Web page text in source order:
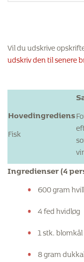
Vil du udskrive
udskriv den til senere
Hovedingrediens
Fisk
Ingredienser (4
600 gram
4 fed hvidløg
1 stk. blomkål
8 gram